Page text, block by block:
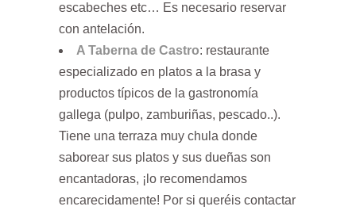
escabeches etc… Es necesario reservar
con antelación.
A Taberna de Castro: restaurante
especializado en platos a la brasa y
productos típicos de la gastronomía
gallega (pulpo, zamburiñas, pescado..).
Tiene una terraza muy chula donde
saborear sus platos y sus dueñas son
encantadoras, ¡lo recomendamos
encarecidamente! Por si queréis contactar